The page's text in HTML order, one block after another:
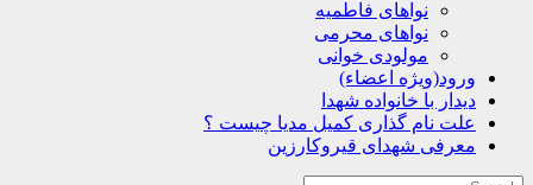
نواهای فاطمیه
نواهای محرمی
مولودی خوانی
ورود(ویژه اعضاء)
دیدار با خانواده شهدا
علت نام گذاری کمیل مدیا چیست ؟
معرفی شهدای قیروکارزین